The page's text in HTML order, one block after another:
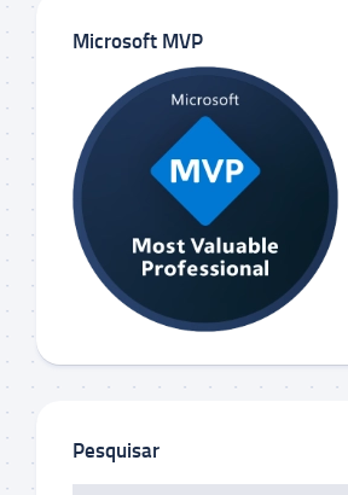
Microsoft MVP
Pesquisar